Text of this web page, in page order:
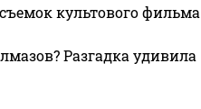
культового фильма
Разгадка удивила